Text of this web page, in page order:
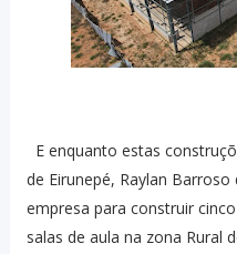
E enquanto estas
de Eirunepé, Raylan
empresa para construir
salas de aula na zona Rural